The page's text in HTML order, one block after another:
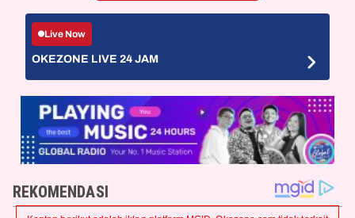
Live Now
OKEZONE LIVE 24 JAM